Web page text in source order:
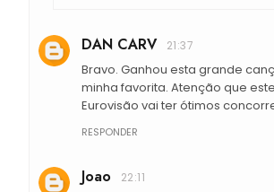
DAN CARV 21:37
Bravo. Ganhou esta grande
minha favorita. Atenção que
Eurovisão vai ter ótimos
RESPONDER
Joao 22:11